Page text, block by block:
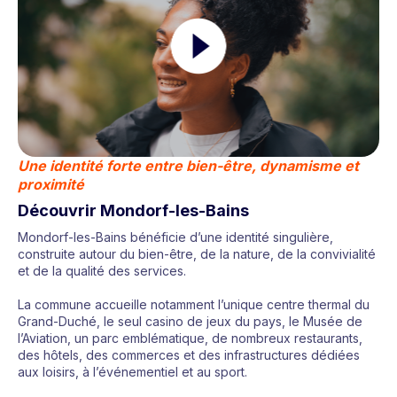
Une identité forte entre bien-être, dynamisme et
proximité
Découvrir Mondorf-les-Bains
Mondorf-les-Bains bénéficie d’une identité singulière,
construite autour du bien-être, de la nature, de la convivialité
et de la qualité des services.
La commune accueille notamment l’unique centre thermal du
Grand-Duché, le seul casino de jeux du pays, le Musée de
l’Aviation, un parc emblématique, de nombreux restaurants,
des hôtels, des commerces et des infrastructures dédiées
aux loisirs, à l’événementiel et au sport.